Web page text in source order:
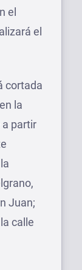
el
el
cortada
la
a partir
Juan;
calle